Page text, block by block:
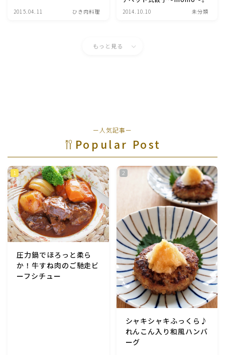
供の日・七夕等)
ソース・ドレッシング・たれ・ディップ類
ドリンク・シロップ・ジャム類
その他食材
テーブルコーディネート・食器・調理器具
住・インテリア・小物・植物
2015.04.11 ひき肉料理 2014.10.10 未分類
もっと見る
ー人気記事ー
Popular Post
圧力鍋でほろっと柔ら
か！牛すね肉のご馳走ビ
ーフシチュー
シャキシャキふっくら♪
れんこん入り和風ハンバ
ーグ